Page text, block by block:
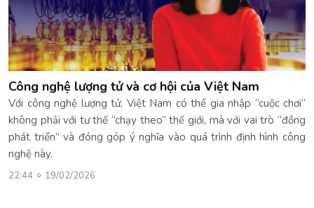
Công nghệ lượng tử và cơ hội của Việt Nam
Với công nghệ lượng tử, Việt Nam có thể gia nhập “cuộc chơi”
không phải với tư thế “chạy theo” thế giới, mà với vai trò “đồng
phát triển” và đóng góp ý nghĩa vào quá trình định hình công
nghệ này.
22:44 19/02/2026